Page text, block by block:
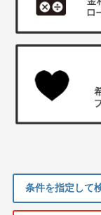
条件を指定して